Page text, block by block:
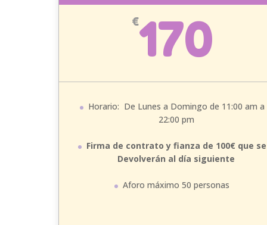
€170
Horario: De Lunes a Domingo de 11:00 am a
22:00 pm
Firma de contrato y fianza de 100€ que se
Devolverán al día siguiente
Aforo máximo 50 personas